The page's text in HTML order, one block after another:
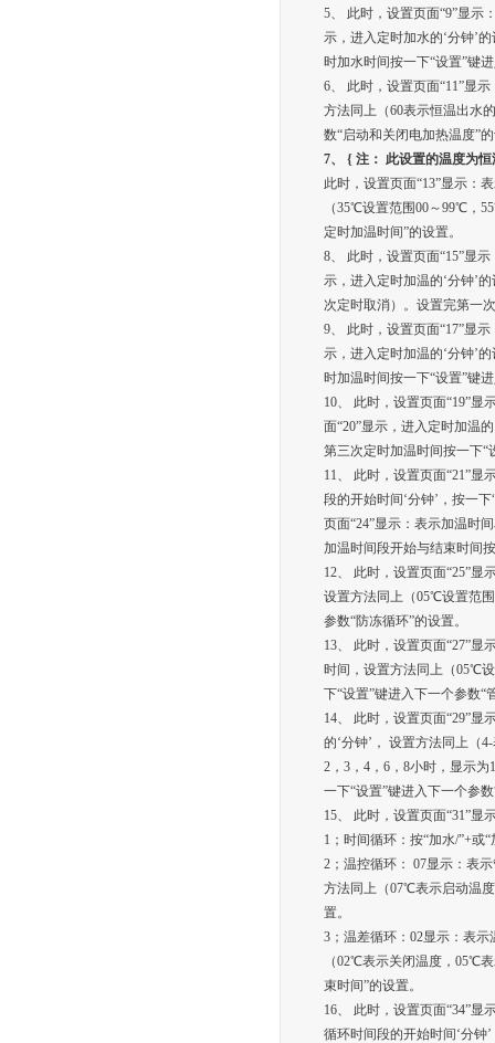
5、 此时，设置页面“9”显示
示，进入定时加水的‘分钟’
时加水时间按一下“设置”键
6、 此时，设置页面“11”显
方法同上（60表示恒温出水
数“启动和关闭电加热温度”
7、{注： 此设置的温度为
此时，设置页面“13”显示：
（35℃设置范围00～99℃，
定时加温时间”的设置。
8、 此时，设置页面“15”显
示，进入定时加温的‘分钟’
次定时取消）。设置完第一
9、 此时，设置页面“17”显
示，进入定时加温的‘分钟’
时加温时间按一下“设置”键
10、 此时，设置页面“19”显
面“20”显示，进入定时加温
第三次定时加温时间按一下“
11、 此时，设置页面“21”显
段的开始时间‘分钟’，按一
页面“24”显示：表示加温时
加温时间段开始与结束时间
12、 此时，设置页面“25”显
设置方法同上（05℃设置范
参数“防冻循环”的设置。
13、 此时，设置页面“27”显
时间，设置方法同上（05℃
下“设置”键进入下一个参数“
14、 此时，设置页面“29”显
的‘分钟’， 设置方法同上（
2，3，4，6，8小时，显示
一下“设置”键进入下一个参
15、 此时，设置页面“31”显
1；时间循环：按“加水/”+或
2；温控循环： 07显示：表
方法同上（07℃表示启动温
置。
3；温差循环：02显示：表示
（02℃表示关闭温度，05℃
束时间”的设置。
16、 此时，设置页面“34”显
循环时间段的开始时间‘分钟